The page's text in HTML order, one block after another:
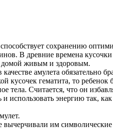
сохранению
В древние времена
домой живым и здоровым.
амулета обязательно
кусочек гематита, то ребенок
тела. Считается, что он
энергию так,
им